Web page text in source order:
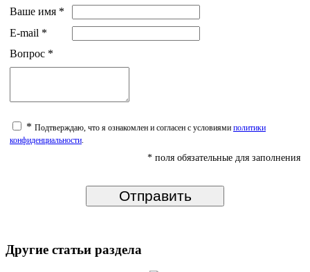
Ваше имя *
E-mail *
Вопрос *
* Подтверждаю, что я ознакомлен и согласен с условиями политики
конфиденциальности
* поля обязательные для заполнения
Другие статьи раздела